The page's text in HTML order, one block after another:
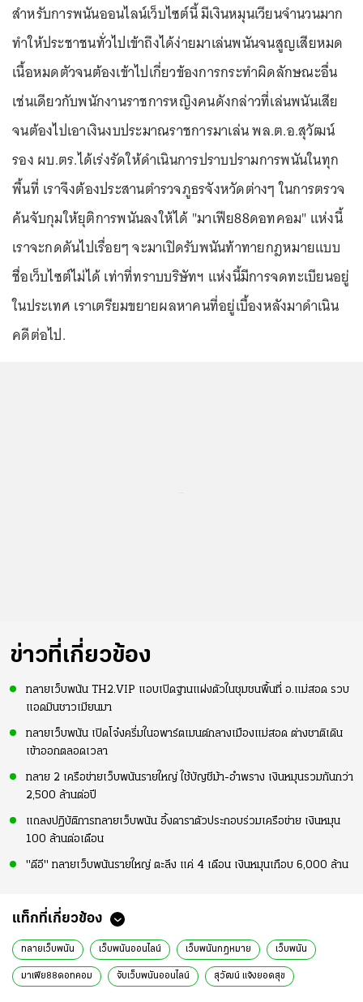
สำหรับการพนันออนไลน์เว็บไซต์นี้ มีเงินหมุนเวียนจำนวนมาก
ทำให้ประชาชนทั่วไปเข้าถึงได้ง่ายมาเล่นพนันจนสูญเสียหมด
เนื้อหมดตัวจนต้องเข้าไปเกี่ยวข้องการกระทำผิดลักษณะอื่น
เช่นเดียวกับพนักงานราชการหญิงคนดังกล่าวที่เล่นพนันเสีย
จนต้องไปเอาเงินงบประมาณราชการมาเล่น พล.ต.อ.สุวัฒน์
รอง ผบ.ตร.ได้เร่งรัดให้ดำเนินการปราบปรามการพนันในทุก
พื้นที่ เราจึงต้องประสานตำรวจภูธรจังหวัดต่างๆ ในการตรวจ
ค้นจับกุมให้ยุติการพนันลงให้ได้ "มาเฟีย88ดอทคอม" แห่งนี้
เราจะกดดันไปเรื่อยๆ จะมาเปิดรับพนันท้าทายกฎหมายแบบ
ชื่อเว็บไซต์ไม่ได้ เท่าที่ทราบบริษัทฯ แห่งนี้มีการจดทะเบียนอยู่
ในประเทศ เราเตรียมขยายผลหาคนที่อยู่เบื้องหลังมาดำเนิน
คดีต่อไป.
ข่าวที่เกี่ยวข้อง
ทลายเว็บพนัน TH2.VIP แอบเปิดฐานแฝงตัวในชุมชนพื้นที่ อ.แม่สอด รวบ
แอดมินชาวเมียนมา
ทลายเว็บพนัน เปิดโจ๋งครึ่มในอพาร์ตเมนต์กลางเมืองแม่สอด ต่างชาติเดิน
เข้าออกตลอดเวลา
ทลาย 2 เครือข่ายเว็บพนันรายใหญ่ ใช้บัญชีม้า-อำพราง เงินหมุนรวมกันกว่า
2,500 ล้านต่อปี
แถลงปฏิบัติการทลายเว็บพนัน อึ้งดาราตัวประกอบร่วมเครือข่าย เงินหมุน
100 ล้านต่อเดือน
"ดีอี" ทลายเว็บพนันรายใหญ่ ตะลึง แค่ 4 เดือน เงินหมุนเกือบ 6,000 ล้าน
แท็กที่เกี่ยวข้อง
ทลายเว็บพนัน เว็บพนันออนไลน์ เว็บพนันกฎหมาย เว็บพนัน
มาเฟีย88ดอทคอม จับเว็บพนันออนไลน์ สุวัฒน์ แจ้งยอดสุข